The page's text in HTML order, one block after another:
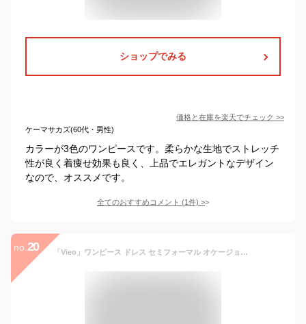
ショップでみる
価格と在庫を楽天でチェック >>
ケーマサカズ(60代・男性)
カラーが3色のワンピースです。柔らかな生地でストレッチ
性が良く着痩せ効果も良く、上品でエレガントなデザイン
なので、オススメです。
全てのおすすめコメント (1件) >
no. 20 「Vieo」ワンピース ドレス セミフォーマル オケージョン レディース 結婚式 きれいめ 秋冬 シンプル 大人 上品 長袖 バルーン袖 ゆったり 卒入服 フォーマル 食事会 卒業式 入学式 七五三 記念日 イベント スタイルアップ フレアワンピース 40代 50代 60代 ミセス